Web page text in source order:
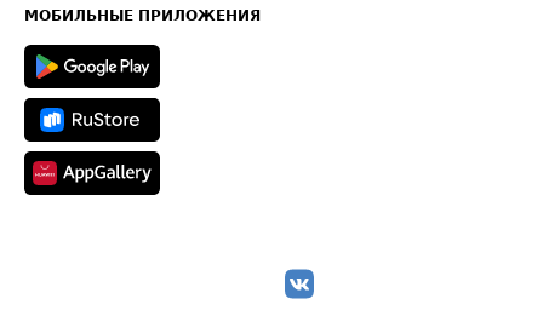
Техническая информация
МОБИЛЬНЫЕ ПРИЛОЖЕНИЯ